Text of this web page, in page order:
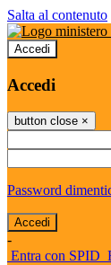
Salta al contenuto
Accedi
Accedi
button close ×
Password
-
Entra con SPID